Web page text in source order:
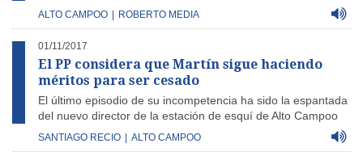
ALTO CAMPOO ROBERTO MEDIA
01/11/2017
El PP considera que Martín sigue haciendo
méritos para ser cesado
El último episodio de su incompetencia ha sido la espantada
del nuevo director de la estación de esquí de Alto Campoo
SANTIAGO RECIO ALTO CAMPOO